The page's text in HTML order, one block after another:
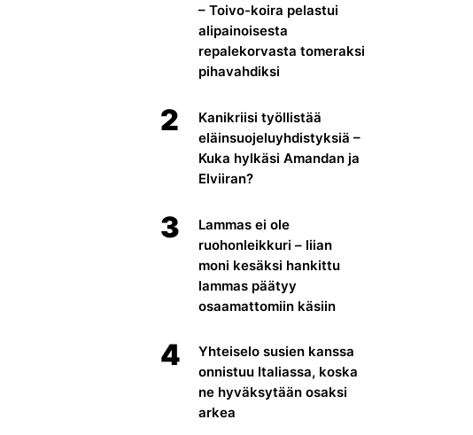
– Toivo-koira pelastui
alipainoisesta
repalekorvasta tomeraksi
pihavahdiksi
2
Kanikriisi työllistää
eläinsuojeluyhdistyksiä –
Kuka hylkäsi Amandan ja
Elviiran?
3
Lammas ei ole
ruohonleikkuri – liian
moni kesäksi hankittu
lammas päätyy
osaamattomiin käsiin
4
Yhteiselo susien kanssa
onnistuu Italiassa, koska
ne hyväksytään osaksi
arkea